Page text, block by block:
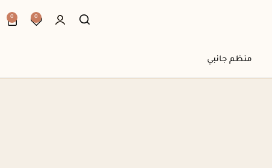
0
0
منظم جانبي